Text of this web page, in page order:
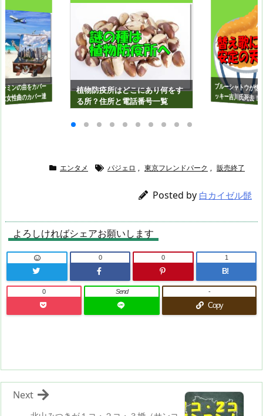
ミンの曲をカバー
女性曲のカバー達
植物防疫所はどこにあり何をす
る所？住所と電話番号一覧
ブルーシャトウが
ッキー吉川氏死去
歌に必ず入るテン
エンタメ パジェロ , 東京フレンドパーク , 販売終了
Posted by 白カイゼル髭
よろしければシェアお願いします
0 0
B!
1
0 Send
Copy
-
Next